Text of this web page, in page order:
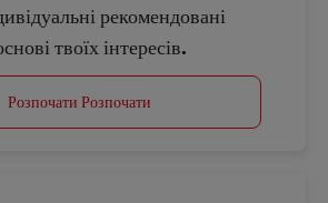
рекомендовані
твоїх інтересів.
Розпочати Розпочати